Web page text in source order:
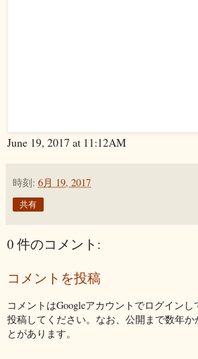
June 19, 2017 at 11:12AM
時刻: 6月 19, 2017
共有
0 件のコメント:
コメントを投稿
コメントはGoogleアカウントでログインし
投稿してください。なお、公開まで数年か
とがあります。